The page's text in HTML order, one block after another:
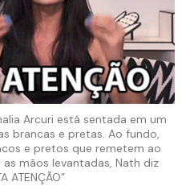
Arcuri está sentada em um
brancas e pretas. Ao fundo,
e pretos que remetem ao
mãos levantadas, Nath diz
ATENÇÃO”